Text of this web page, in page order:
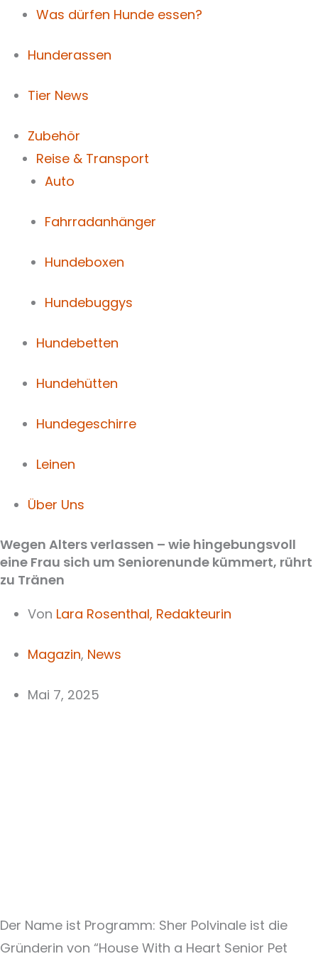
Was dürfen Hunde essen?
Hunderassen
Tier News
Zubehör
Reise & Transport
Auto
Fahrradanhänger
Hundeboxen
Hundebuggys
Hundebetten
Hundehütten
Hundegeschirre
Leinen
Über Uns
Wegen Alters verlassen – wie hingebungsvoll
eine Frau sich um Seniorenunde kümmert, rührt
zu Tränen
Von Lara Rosenthal, Redakteurin
Magazin, News
Mai 7, 2025
Der Name ist Programm: Sher Polvinale ist die
Gründerin von “House With a Heart Senior Pet